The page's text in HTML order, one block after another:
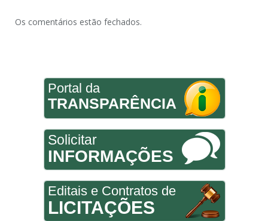
Os comentários estão fechados.
Portal da
TRANSPARÊNCIA
Solicitar
INFORMAÇÕES
Editais e Contratos de
LICITAÇÕES